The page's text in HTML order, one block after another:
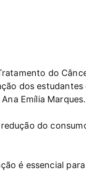
do
dos
Emília Marques.
do
é essencial